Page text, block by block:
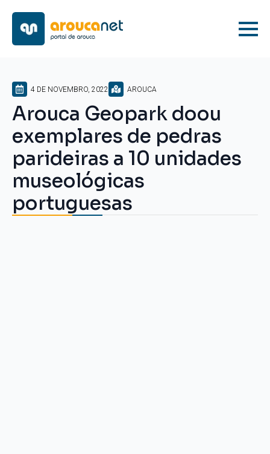
4 DE NOVEMBRO, 2022 AROUCA
Arouca Geopark doou
exemplares de pedras
parideiras a 10 unidades
museológicas
portuguesas